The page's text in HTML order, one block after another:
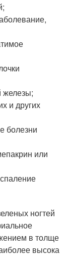
железы;
и других
болезни
или
ногтей
в толще
высока